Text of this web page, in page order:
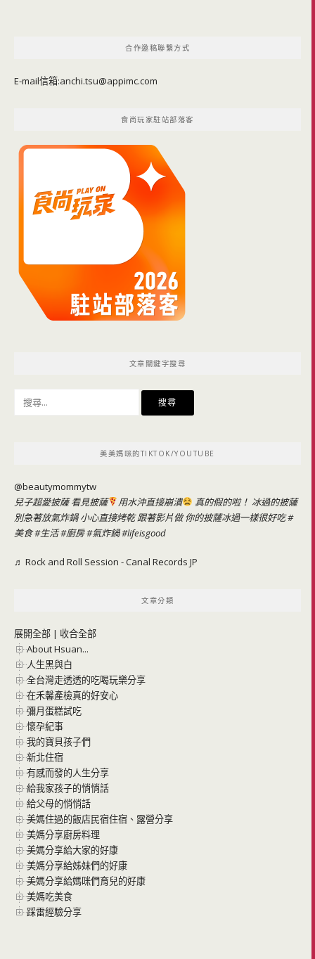
合作邀稿聯繫方式
E-mail信箱:anchi.tsu@appimc.com
食尚玩家駐站部落客
文章關鍵字搜尋
美美媽咪的TIKTOK/YOUTUBE
@beautymommytw
兒子超愛披薩 看見披薩
用水沖直接崩潰
真的假的啦！ 冰過的披薩
別急著放氣炸鍋 小心直接烤乾 跟著影片做 你的披薩冰過一樣很好吃#
美食#生活#廚房#氣炸鍋#lifeisgood
♬ Rock and Roll Session - Canal Records JP
文章分類
展開全部 | 收合全部
About Hsuan...
人生黑與白
全台灣走透透的吃喝玩樂分享
在禾馨產檢真的好安心
彌月蛋糕試吃
懷孕紀事
我的寶貝孩子們
新北住宿
有感而發的人生分享
給我家孩子的悄悄話
給父母的悄悄話
美媽住過的飯店民宿住宿、露營分享
美媽分享廚房料理
美媽分享給大家的好康
美媽分享給姊妹們的好康
美媽分享給媽咪們育兒的好康
美媽吃美食
踩雷經驗分享